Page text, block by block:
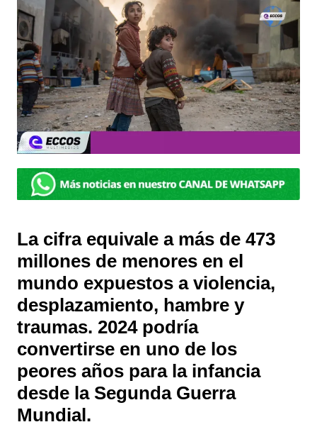
La cifra equivale a más de 473
millones de menores en el
mundo expuestos a violencia,
desplazamiento, hambre y
traumas. 2024 podría
convertirse en uno de los
peores años para la infancia
desde la Segunda Guerra
Mundial.